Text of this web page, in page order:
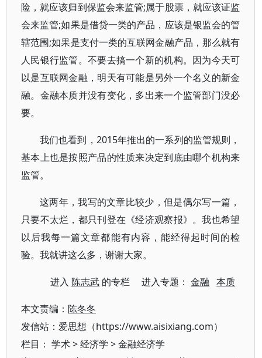
险，就应该归到保监会来监管;属于股票，就应该证监
会来监管;如果是借贷一类的产品，应该是银监会的管
辖范围;如果是支付一类的互联网金融产品，那么就有
人民银行监管。不要去搞一个新的机构。因为今天可
以是互联网金融，明天有可能是另外一个名义的新金
融。金融本质并没有变化，多出来一个监管部门没必
要。
我们也看到，2015年推出的一系列的监管规则，
基本上也是按照产品的性质来决定到底由哪个机构来
监管。
这两年，我写的文章比较少，但是偶尔写一篇，
只要不太烂，都只刊登在《经济观察报》。我也希望
以后我每一篇文章都能有内容，能经得起时间的检
验。我就讲这么多，谢谢大家。
进入陈志武 的专栏 进入专题：金融 本质
本文责编： 陈冬冬
发信站：爱思想（https://www.aisixiang.com）
栏目： 学术>经济学 >金融经济学